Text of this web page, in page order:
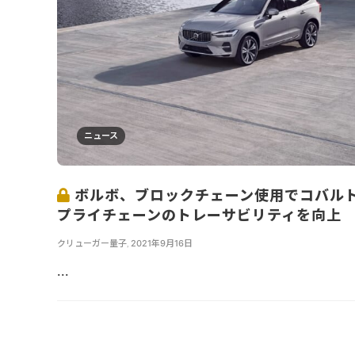
ニュース
ボルボ、ブロックチェーン使用でコバル
プライチェーンのトレーサビリティを向上
クリューガー量子 2021年9月16日
...